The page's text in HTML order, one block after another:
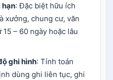
hạn: Đặc biệt hữu ích
xưởng, chung cư, văn
– 60 ngày hoặc lâu
ghi hình: Tính toán
dùng ghi liên tục, ghi